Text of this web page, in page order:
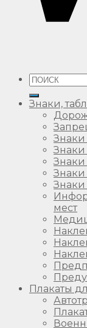
Искать:
Знаки,
Знаки
Знаки
Знаки
Знаки
мест
Плакаты